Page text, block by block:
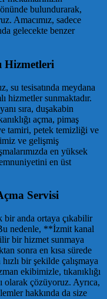
bulundurarak,
Amacımız, sadece
gelecekte benzer
Hizmetleri
su tesisatında meydana
hizmetler sunmaktadır.
sıra, duşakabin
açma, pimaş
tamiri, petek temizliği ve
ve gelişmiş
en yüksek
en üst
Servisi
bir anda ortaya çıkabilir
nedenle, **İzmit kanal
bir hizmet sunmaya
sonra en kısa sürede
bir şekilde çalışmaya
ekibimizle, tıkanıklığı
olarak çözüyoruz. Ayrıca,
hakkında da size